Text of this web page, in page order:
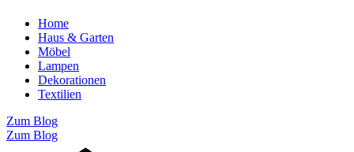
Home
Haus & Garten
Möbel
Lampen
Dekorationen
Textilien
Zum Blog
Zum Blog